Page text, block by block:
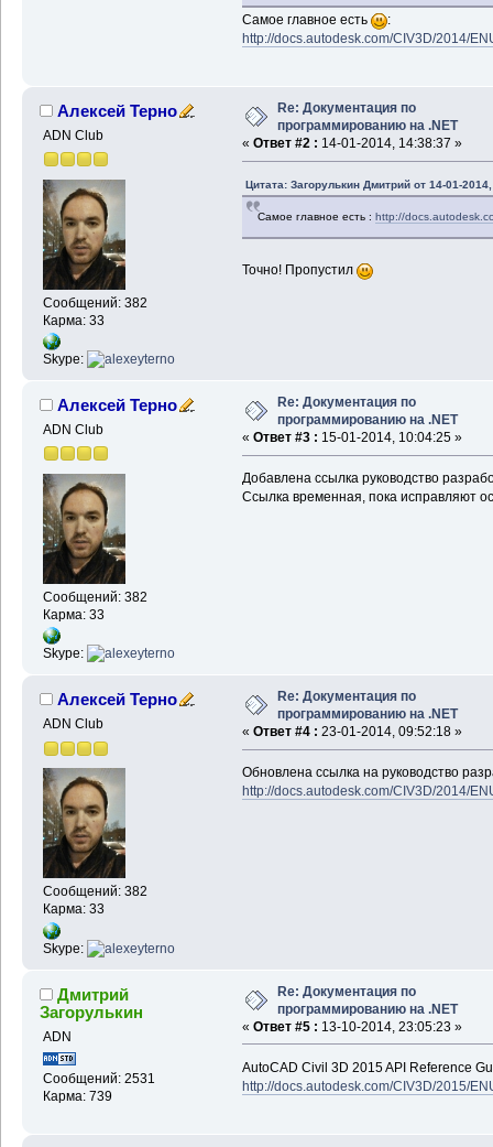
Самое главное есть
:
http://docs.autodesk.com/CIV3D/2014/
Алексей Терно
ADN Club
Сообщений: 382
Карма: 33
Skype:
Re: Документация по
программированию на .NET
« Ответ #2 : 14-01-2014, 14:38:37 »
Цитата: Загорулькин Дмитрий от 14-01-
Самое главное есть : http://
Точно! Пропустил
Алексей Терно
ADN Club
Сообщений: 382
Карма: 33
Skype:
Re: Документация по
программированию на .NET
« Ответ #3 : 15-01-2014, 10:04:25 »
Добавлена ссылка руководство
Ссылка временная, пока исправляют
Алексей Терно
ADN Club
Сообщений: 382
Карма: 33
Skype:
Re: Документация по
программированию на .NET
« Ответ #4 : 23-01-2014, 09:52:18 »
Обновлена ссылка на руководство
http://docs.autodesk.com/CIV3D/2014/
Дмитрий
Загорулькин
ADN
Сообщений: 2531
Карма: 739
Re: Документация по
программированию на .NET
« Ответ #5 : 13-10-2014, 23:05:23 »
AutoCAD Civil 3D 2015 API Reference
http://docs.autodesk.com/CIV3D/2015/